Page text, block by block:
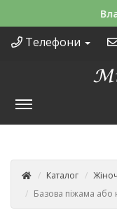
Телефони
Каталог
Базова піжама